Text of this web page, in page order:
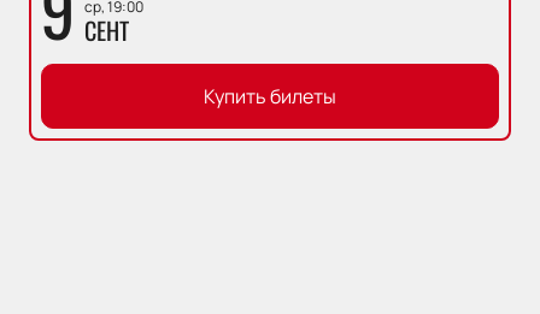
ср, 19:00
СЕНТ
Купить билеты